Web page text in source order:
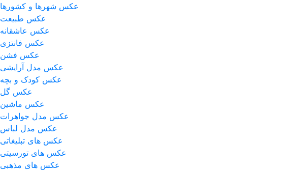
عکس شهرها و کشورها
عکس طبیعت
عکس عاشقانه
عکس فانتزی
عکس فشن
عکس مدل آرایشی
عکس کودک و بچه
عکس گل
عکس ماشین
عکس مدل جواهرات
عکس مدل لباس
عکس های تبلیغاتی
عکس های تورسیتی
عکس های مذهبی